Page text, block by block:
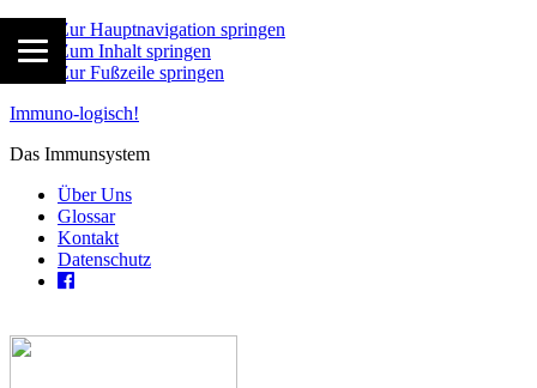
Zur Hauptnavigation springen
Zum Inhalt springen
Zur Fußzeile springen
Immuno-logisch!
Das Immunsystem
Über Uns
Glossar
Kontakt
Datenschutz